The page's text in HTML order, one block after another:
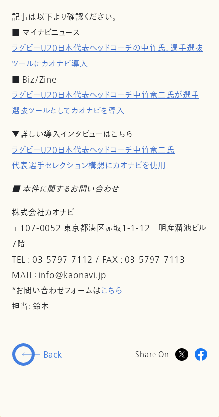
記事は以下より確認ください。
■ マイナビニュース
ラグビーU20日本代表ヘッドコーチの中竹氏、選手選抜
ツールにカオナビ導入
■ Biz/Zine
ラグビーU20日本代表ヘッドコーチ中竹竜二氏が選手
選抜ツールとしてカオナビを導入
▼詳しい導入インタビューはこちら
ラグビーU20日本代表ヘッドコーチ中竹竜二氏
代表選手セレクション構想にカオナビを使用
■ 本件に関するお問い合わせ
株式会社カオナビ
〒107-0052 東京都港区赤坂1-1-12 明産溜池ビル
7階
TEL : 03-5797-7112 / FAX : 03-5797-7113
MAIL：info@kaonavi.jp
*お問い合わせフォームはこちら
担当: 鈴木
Back Share On